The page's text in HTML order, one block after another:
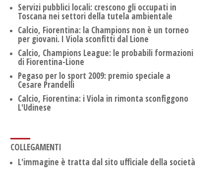
Servizi pubblici locali: crescono gli occupati in
Toscana nei settori della tutela ambientale
Calcio, Fiorentina: la Champions non è un torneo
per giovani. I Viola sconfitti dal Lione
Calcio, Champions League: le probabili formazioni
di Fiorentina-Lione
Pegaso per lo sport 2009: premio speciale a
Cesare Prandelli
Calcio, Fiorentina: i Viola in rimonta sconfiggono
L'Udinese
COLLEGAMENTI
L'immagine è tratta dal sito ufficiale della società